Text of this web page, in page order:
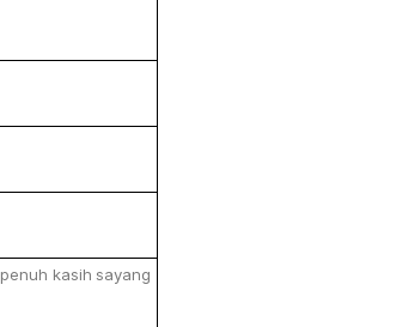
penuh kasih sayang